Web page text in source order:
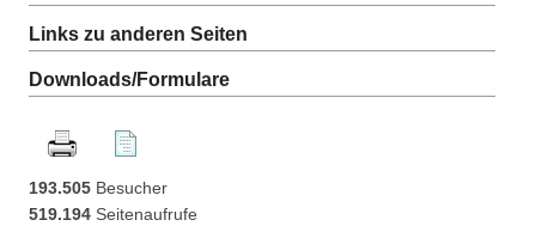
Links zu anderen Seiten
Downloads/Formulare
193.505 Besucher
519.194 Seitenaufrufe